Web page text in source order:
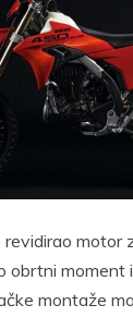
motor
obrtni moment
montaže